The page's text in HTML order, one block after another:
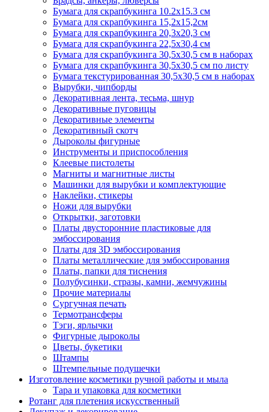
Бумага для скрапбукинга 10.2х15.3 см
Бумага для скрапбукинга 15,2х15,2см
Бумага для скрапбукинга 20,3х20,3 см
Бумага для скрапбукинга 22,5х30,4 см
Бумага для скрапбукинга 30,5х30,5 см в наборах
Бумага для скрапбукинга 30,5х30,5 см по листу
Бумага текстурированная 30,5х30,5 см в наборах
Вырубки, чипборды
Декоративная лента, тесьма, шнур
Декоративные пуговицы
Декоративные элементы
Декоративный скотч
Дыроколы фигурные
Инструменты и приспособления
Клеевые пистолеты
Магниты и магнитные листы
Машинки для вырубки и комплектующие
Наклейки, стикеры
Ножи для вырубки
Открытки, заготовки
Платы двусторонние пластиковые для
эмбоссирования
Платы для 3D эмбоссирования
Платы металлические для эмбоссирования
Платы, папки для тиснения
Полубусинки, стразы, камни, жемчужины
Прочие материалы
Сургучная печать
Термотрансферы
Тэги, ярлычки
Фигурные дыроколы
Цветы, букетики
Штампы
Штемпельные подушечки
Изготовление косметики ручной работы и мыла
Тара и упаковка для косметики
Ротанг для плетения искусственный